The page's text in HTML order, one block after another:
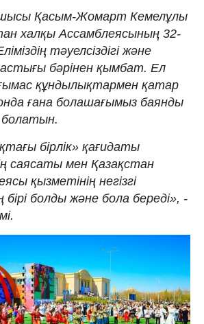
Қасым-Жомарт Кемелұлы
халқы Ассамблеясының 32-
тәуелсіздігі және
бәрінен қымбат. Ел
құндылықтармен қатар
ғана болашағымыз баянды
болатын.
бірлік» қағидаты
саясаты мен Қазақстан
қызметінің негізгі
болды және бола береді», -